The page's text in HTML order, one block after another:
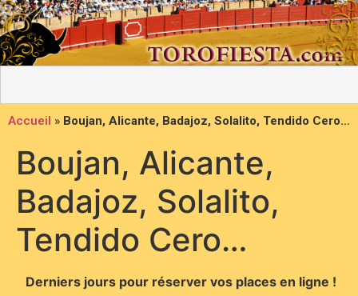
Accueil » Boujan, Alicante, Badajoz, Solalito, Tendido Cero…
Boujan, Alicante,
Badajoz, Solalito,
Tendido Cero…
Derniers jours pour réserver vos places en ligne !